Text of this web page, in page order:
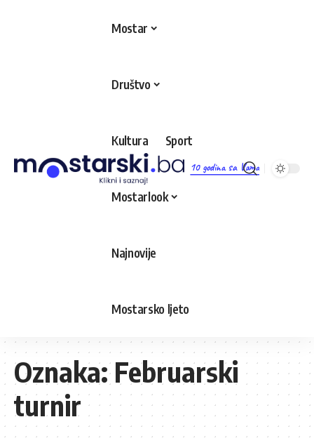
10 godina sa Vama
Mostar
Društvo
Kultura Sport
Mostarlook
Najnovije
Mostarsko ljeto
Oznaka:Februarski
turnir